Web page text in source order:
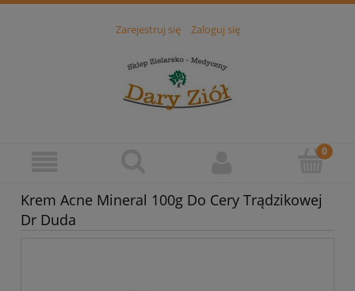
Zarejestruj się Zaloguj się
Krem Acne Mineral 100g Do Cery Trądzikowej
Dr Duda